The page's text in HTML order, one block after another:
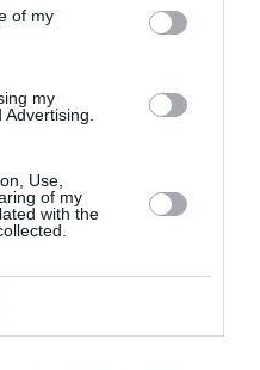
of my
my
Use,
of my
with the
–
OUVRE UNE